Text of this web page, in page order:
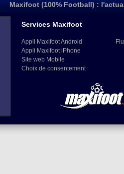
Maxifoot (100% Football) :
Services Maxifoot
Appli Maxifoot Android
Appli Maxifoot iPhone
Site web Mobile
Choix de consentement